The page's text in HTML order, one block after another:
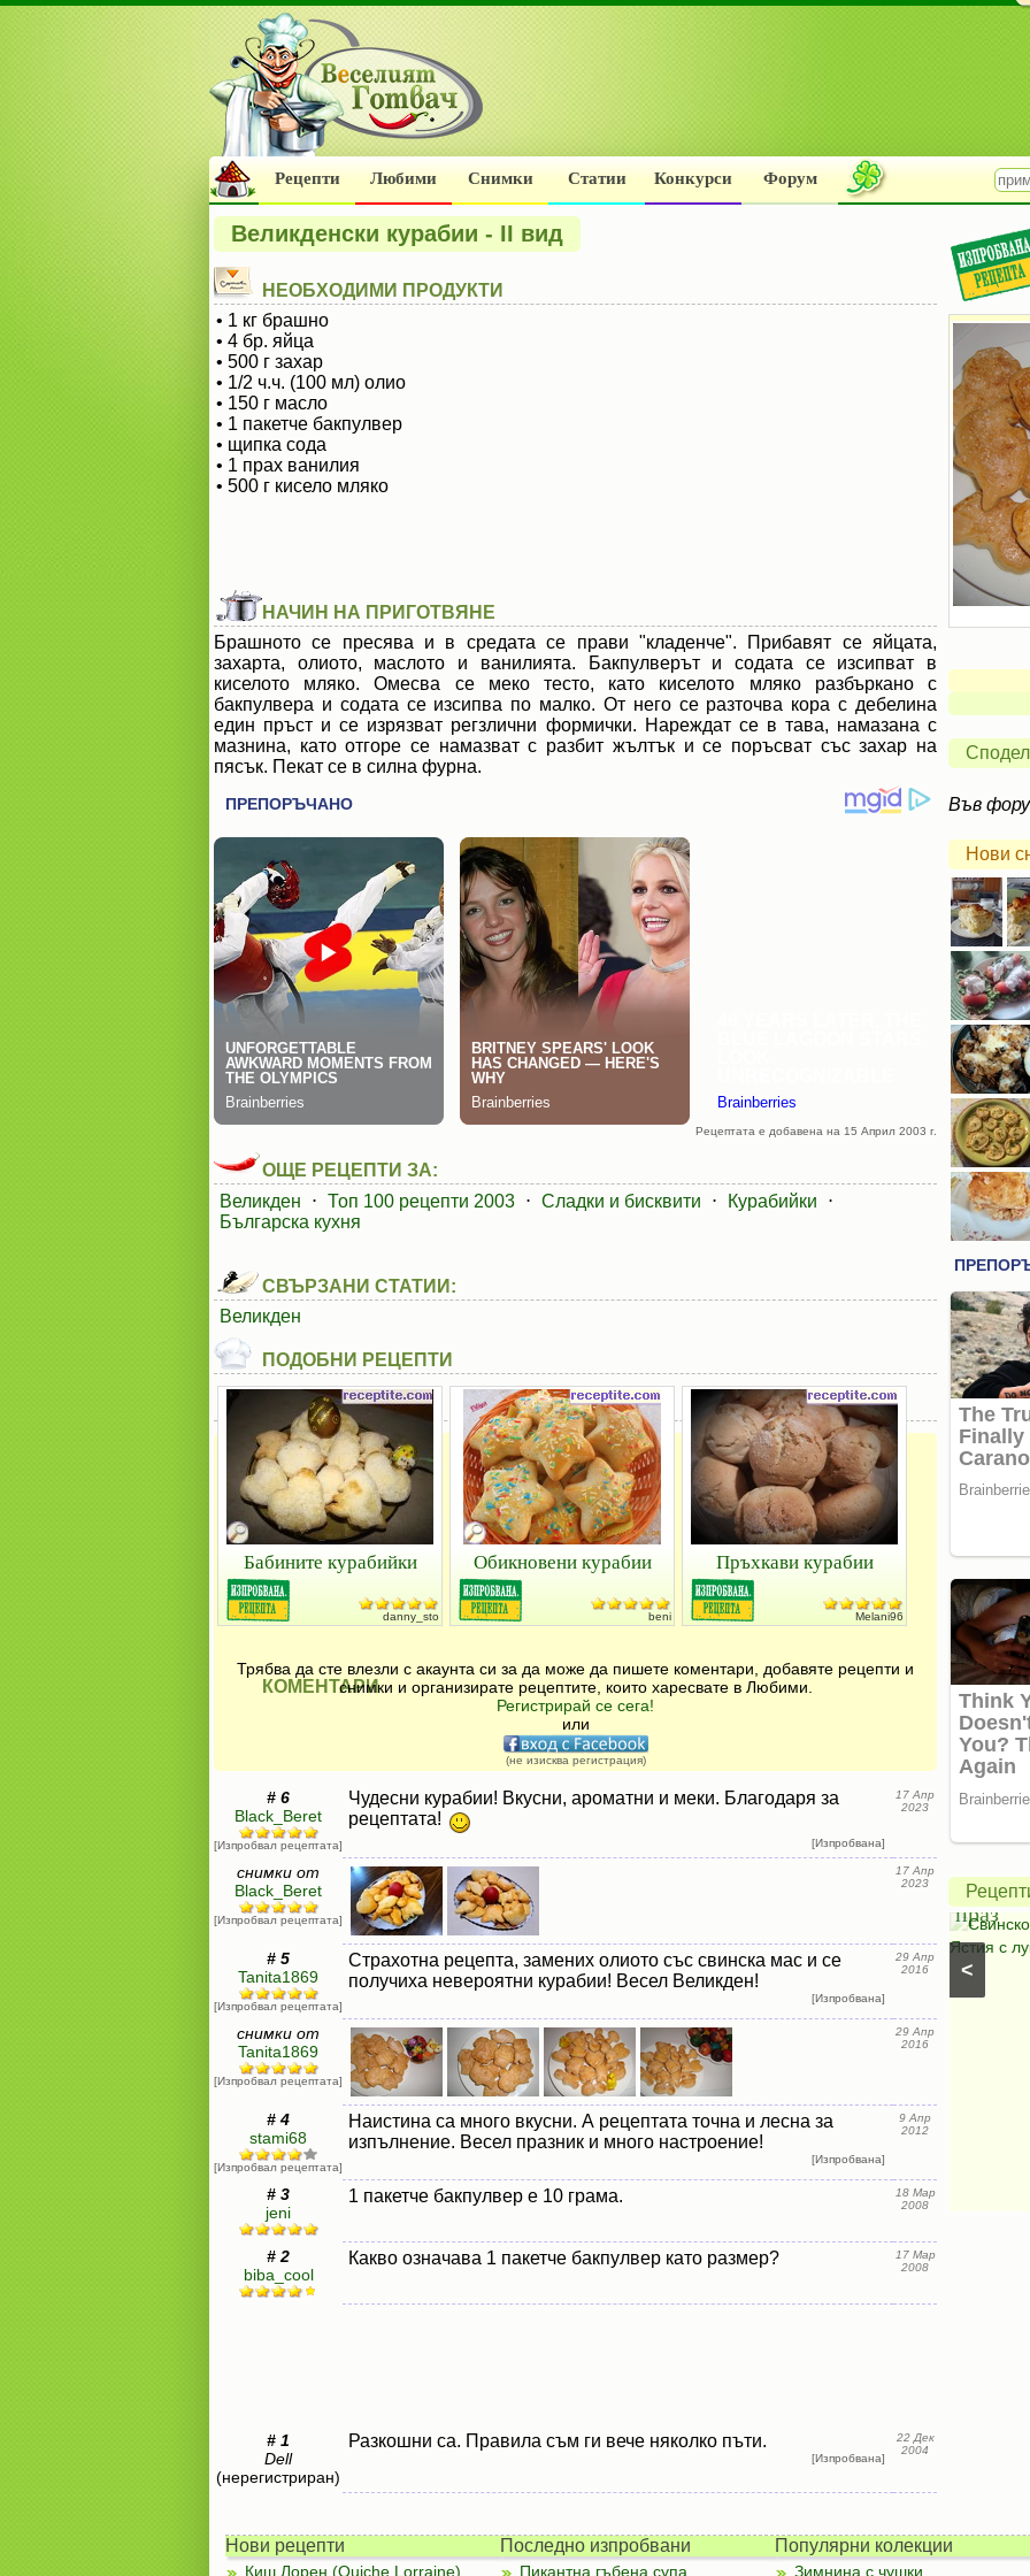
Рецепти Любими Снимки Статии Конкурси Форум
Великденски курабии - II вид
НЕОБХОДИМИ ПРОДУКТИ
• 1 кг брашно
• 4 бр. яйца
• 500 г захар
• 1/2 ч.ч. (100 мл) олио
• 150 г масло
• 1 пакетче бакпулвер
• щипка сода
• 1 прах ванилия
• 500 г кисело мляко
НАЧИН НА ПРИГОТВЯНЕ
Брашното се пресява и в средата се прави "кладенче". Прибавят се яйцата,
захарта, олиото, маслото и ванилията. Бакпулверът и содата се изсипват в
киселото мляко. Омесва се меко тесто, като киселото мляко разбъркано с
бакпулвера и содата се изсипва по малко. От него се разточва кора с дебелина
един пръст и се изрязват регзлични формички. Нареждат се в тава, намазана с
мазнина, като отгоре се намазват с разбит жълтък и се поръсват със захар на
пясък. Пекат се в силна фурна.
Рецептата е добавена на 15 Април 2003 г.
ОЩЕ РЕЦЕПТИ ЗА:
Великден
⋅ Топ 100 рецепти 2003 ⋅ Сладки и бисквити ⋅ Курабийки
⋅
Българска кухня
СВЪРЗАНИ СТАТИИ:
Великден
ПОДОБНИ РЕЦЕПТИ
Бабините курабийки
danny_sto
Обикновени курабии
beni
Пръхкави курабии
Melani96
КОМЕНТАРИ
Трябва да сте влезли с акаунта си за да може да пишете коментари, добавяте рецепти и
снимки и организирате рецептите, които харесвате в Любими.
Регистрирай се сега!
или
(не изисква регистрация)
# 6
Black_Beret
[Изпробвал рецептата]
Чудесни курабии! Вкусни, ароматни и меки. Благодаря за
рецептата!
[Изпробвана]
17 Апр
2023
снимки от
Black_Beret
[Изпробвал рецептата]
17 Апр
2023
# 5
Tanita1869
[Изпробвал рецептата]
Страхотна рецепта, замених олиото със свинска мас и се
получиха невероятни курабии! Весел Великден!
[Изпробвана]
29 Апр
2016
снимки от
Tanita1869
[Изпробвал рецептата]
29 Апр
2016
# 4
stami68
[Изпробвал рецептата]
Наистина са много вкусни. А рецептата точна и лесна за
изпълнение. Весел празник и много настроение!
[Изпробвана]
9 Апр
2012
# 3
jeni
1 пакетче бакпулвер е 10 грама.
18 Мар
2008
# 2
biba_cool
Какво означава 1 пакетче бакпулвер като размер?
17 Мар
2008
# 1
Dell
(нерегистриран)
Разкошни са. Правила съм ги вече няколко пъти.
[Изпробвана]
22 Дек
2004
Във
Нови
<
Зелена
салата
авокадо
царевица⋅Салати без месо⋅Салати с чушки⋅
Салати с авокадо ⋅Салати с марули (зелени
салати)
с
праз
Ястия с
Нови рецепти
Киш Лорен (Quiche Lorraine)
Последно изпробвани
Пикантна гъбена супа
Популярни колекции
Зимнина с чушки